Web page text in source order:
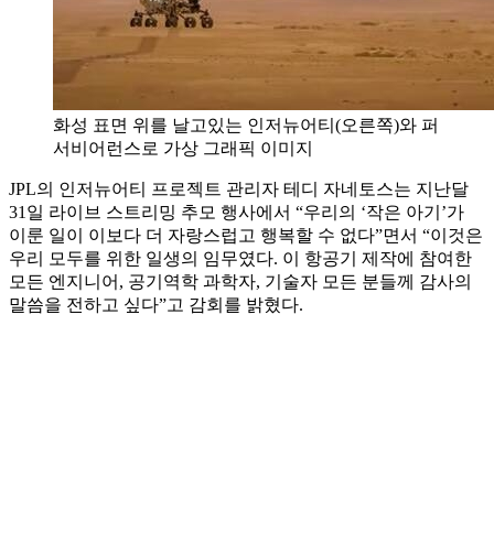
화성 표면 위를 날고있는 인저뉴어티(오른쪽)와 퍼
서비어런스로 가상 그래픽 이미지
JPL의 인저뉴어티 프로젝트 관리자 테디 자네토스는 지난달
31일 라이브 스트리밍 추모 행사에서 “우리의 ‘작은 아기’가
이룬 일이 이보다 더 자랑스럽고 행복할 수 없다”면서 “이것은
우리 모두를 위한 일생의 임무였다. 이 항공기 제작에 참여한
모든 엔지니어, 공기역학 과학자, 기술자 모든 분들께 감사의
말씀을 전하고 싶다”고 감회를 밝혔다.